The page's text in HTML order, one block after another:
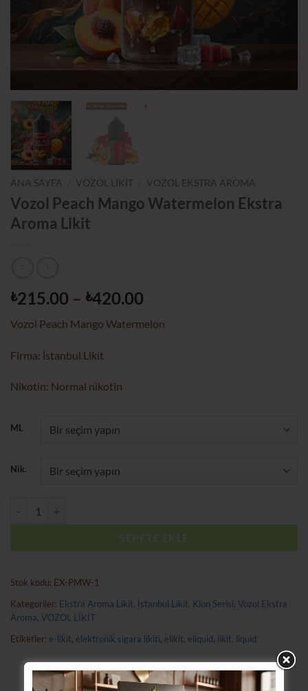
ANA SAYFA VOZOL LİKİT VOZOL EKSTRA AROMA
Vozol Peach Mango Watermelon Ekstra
Aroma Likit
₺215.00 – ₺420.00
₺215.00
Vozol Peach Mango Watermelon
Firma: İstanbul Likit
Nikotin: Normal nikotin
ML
Nik.
Stok kodu: EX-PMW-1
Kategoriler: Ekstra Aroma Likit, İstanbul Likit, Klon Serisi, Vozol Ekstra
Aroma, VOZOL LİKİT
Etiketler: e-likit, elektronik sigara likiti, elikit, eliquid, likit, liquid